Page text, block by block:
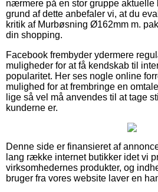
nærmere på en stor gruppe aktuelle
grund af dette anbefaler vi, at du
kritik af Murbøsning Ø162mm m.
din shopping.
Facebook frembyder ydermere
muligheder for at få kendskab til
popularitet. Her ses nogle online
mulighed for at frembringe en
lige så vel må anvendes til at tage
kunderne er.
Denne side er finansieret af
lang række internet butikker idet vi
virksomhedernes produkter, og
bruger fra vores website laver en